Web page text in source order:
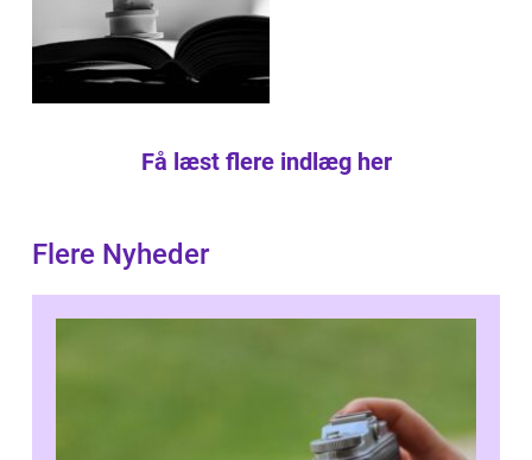
Få læst flere indlæg her
Flere Nyheder